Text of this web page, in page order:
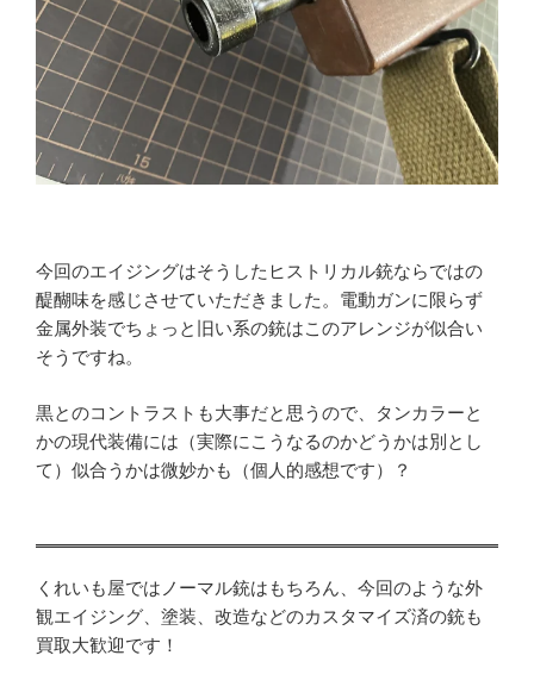
今回のエイジングはそうしたヒストリカル銃ならではの
醍醐味を感じさせていただきました。電動ガンに限らず
金属外装でちょっと旧い系の銃はこのアレンジが似合い
そうですね。
黒とのコントラストも大事だと思うので、タンカラーと
かの現代装備には（実際にこうなるのかどうかは別とし
て）似合うかは微妙かも（個人的感想です）？
くれいも屋ではノーマル銃はもちろん、今回のような外
観エイジング、塗装、改造などのカスタマイズ済の銃も
買取大歓迎です！